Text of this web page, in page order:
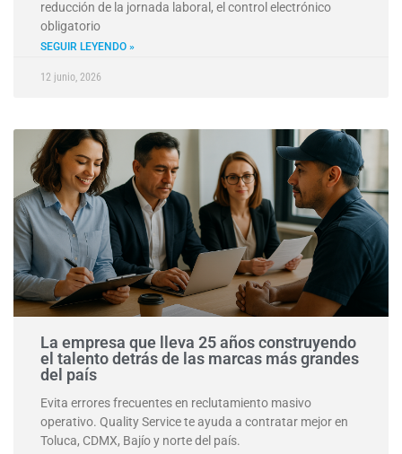
reducción de la jornada laboral, el control electrónico
obligatorio
SEGUIR LEYENDO »
12 junio, 2026
La empresa que lleva 25 años construyendo
el talento detrás de las marcas más grandes
del país
Evita errores frecuentes en reclutamiento masivo
operativo. Quality Service te ayuda a contratar mejor en
Toluca, CDMX, Bajío y norte del país.